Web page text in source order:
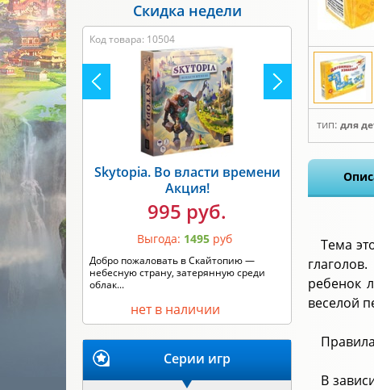
тип: для
Тема
ребенок
веселой
В
Скидка недели
Код товара: 8317
Unmatched. Бигфут против
Робин Гуда Акция!
1495 руб.
Выгода: руб
Кто сильнее – король Артур или граф
Дракула? Горгона Медуза или Робин ...
нет в наличии
Серии игр